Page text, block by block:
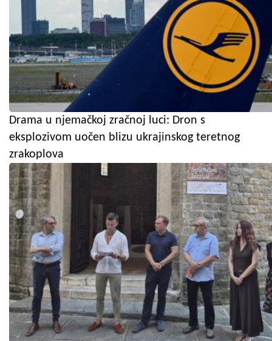
Drama u njemačkoj zračnoj luci: Dron s
eksplozivom uočen blizu ukrajinskog teretnog
zrakoplova